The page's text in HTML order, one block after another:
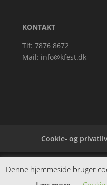
KONTAKT
Tlf: 7876 8672
Mail: info@kfest.dk
Cookie- og
Denne hjemmeside
spændende varer.
Denne hjemmeside bruger